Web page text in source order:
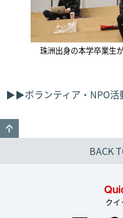
珠洲出身の本学卒業生
▶▶ボランティア・NPO活
BACK
クイ